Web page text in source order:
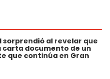
sorprendió al revelar que
carta documento de un
que continúa en Gran